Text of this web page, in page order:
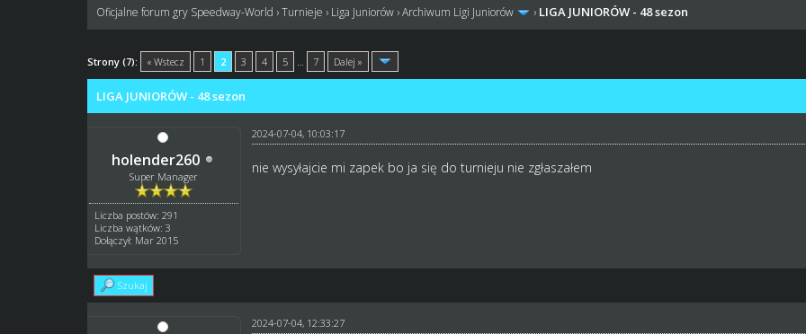
Oficjalne forum gry Speedway-World ›Turnieje › Liga Juniorów ›Archiwum Ligi Juniorów › LIGA JUNIORÓW - 48 sezon
Strony (7): « Wstecz 1 2 3 4 5 7 Dalej »
głosów - średnia: 4
LIGA JUNIORÓW - 48 sezon
holender260
Super Manager
Liczba postów: 291
Liczba wątków: 3
Dołączył: Mar 2015
2024-07-04, 10:03:17
nie wysyłajcie mi zapek bo ja się do turnieju nie zgłaszałem
Szukaj
2024-07-04, 12:33:27